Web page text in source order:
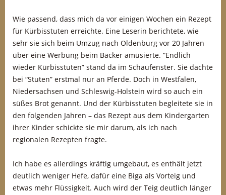
Wie passend, dass mich da vor einigen Wochen ein Rezept
für Kürbisstuten erreichte. Eine Leserin berichtete, wie
sehr sie sich beim Umzug nach Oldenburg vor 20 Jahren
über eine Werbung beim Bäcker amüsierte. “Endlich
wieder Kürbisstuten” stand da im Schaufenster. Sie dachte
bei “Stuten” erstmal nur an Pferde. Doch in Westfalen,
Niedersachsen und Schleswig-Holstein wird so auch ein
süßes Brot genannt. Und der Kürbisstuten begleitete sie in
den folgenden Jahren – das Rezept aus dem Kindergarten
ihrer Kinder schickte sie mir darum, als ich nach
regionalen Rezepten fragte.
Ich habe es allerdings kräftig umgebaut, es enthält jetzt
deutlich weniger Hefe, dafür eine Biga als Vorteig und
etwas mehr Flüssigkeit. Auch wird der Teig deutlich länger